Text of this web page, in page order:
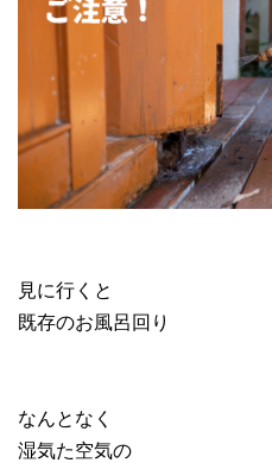
見に行くと
既存のお風呂回り
なんとなく
湿気た空気の